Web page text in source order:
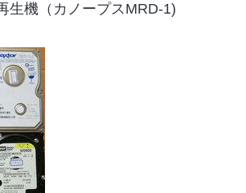
生機（カノープスMRD-1)